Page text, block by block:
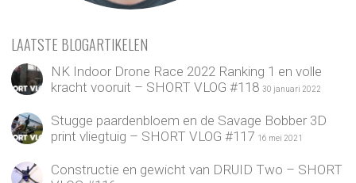
LAATSTE BLOGARTIKELEN
NK Indoor Drone Race 2022 Ranking 1 en volle
kracht vooruit – SHORT VLOG #118 30 januari 2022
Stugge paardenbloem en de Savage Bobber 3D
print vliegtuig – SHORT VLOG #117 16 mei 2021
Constructie en gewicht van DRUID Two – SHORT